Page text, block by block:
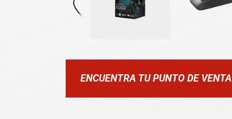
ENCUENTRA TU PUNTO DE VENTA